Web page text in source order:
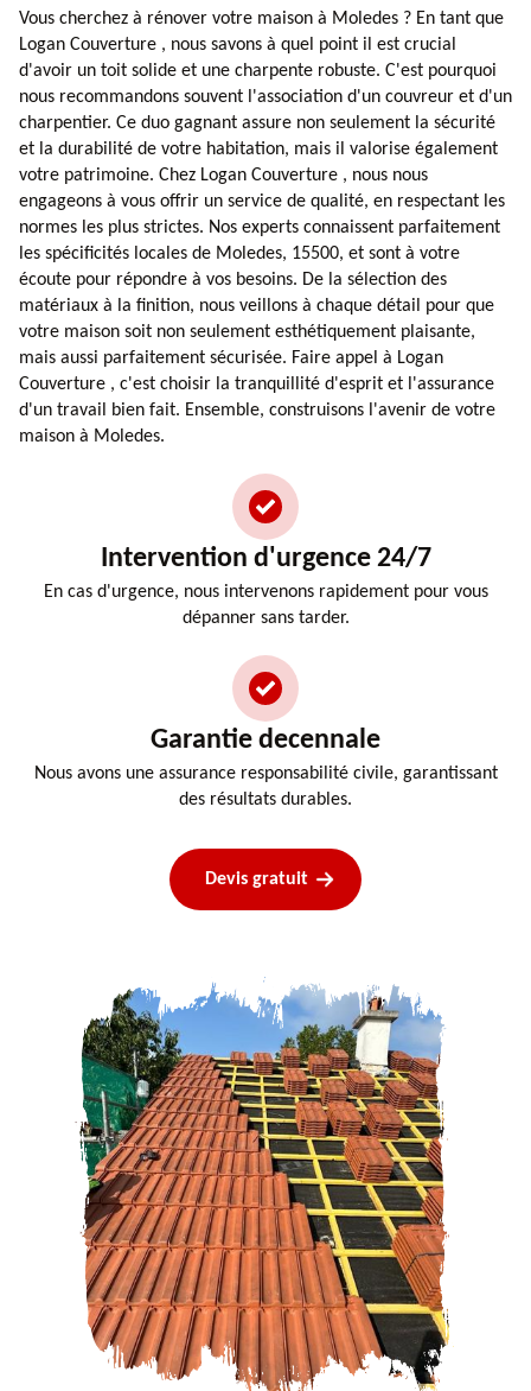
Vous cherchez à rénover votre maison à Moledes ? En tant que
Logan Couverture , nous savons à quel point il est crucial
d'avoir un toit solide et une charpente robuste. C'est pourquoi
nous recommandons souvent l'association d'un couvreur et d'un
charpentier. Ce duo gagnant assure non seulement la sécurité
et la durabilité de votre habitation, mais il valorise également
votre patrimoine. Chez Logan Couverture , nous nous
engageons à vous offrir un service de qualité, en respectant les
normes les plus strictes. Nos experts connaissent parfaitement
les spécificités locales de Moledes, 15500, et sont à votre
écoute pour répondre à vos besoins. De la sélection des
matériaux à la finition, nous veillons à chaque détail pour que
votre maison soit non seulement esthétiquement plaisante,
mais aussi parfaitement sécurisée. Faire appel à Logan
Couverture , c'est choisir la tranquillité d'esprit et l'assurance
d'un travail bien fait. Ensemble, construisons l'avenir de votre
maison à Moledes.
Intervention d'urgence 24/7
En cas d'urgence, nous intervenons rapidement pour vous
dépanner sans tarder.
Garantie decennale
Nous avons une assurance responsabilité civile, garantissant
des résultats durables.
Devis gratuit